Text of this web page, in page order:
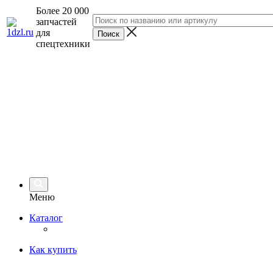
Более 20 000
запчастей
для
спецтехники
Меню
Каталог
Как купить